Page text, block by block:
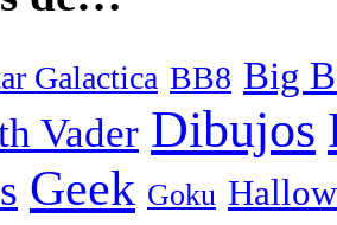
Galactica BB8 Big
Vader Dibujos
Geek Goku